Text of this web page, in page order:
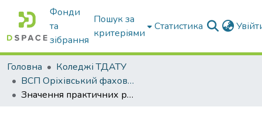
Фонди
та
зібрання
Пошук за
критеріями
Статистика
Головна
Коледжі ТДАТУ
ВСП Оріхівський фаховий коледж ТДАТУ
Значення практичних робіт при вивченні технічних дисциплін та ефективність уроків-екскурсій при формуванні виробничих компетенцій